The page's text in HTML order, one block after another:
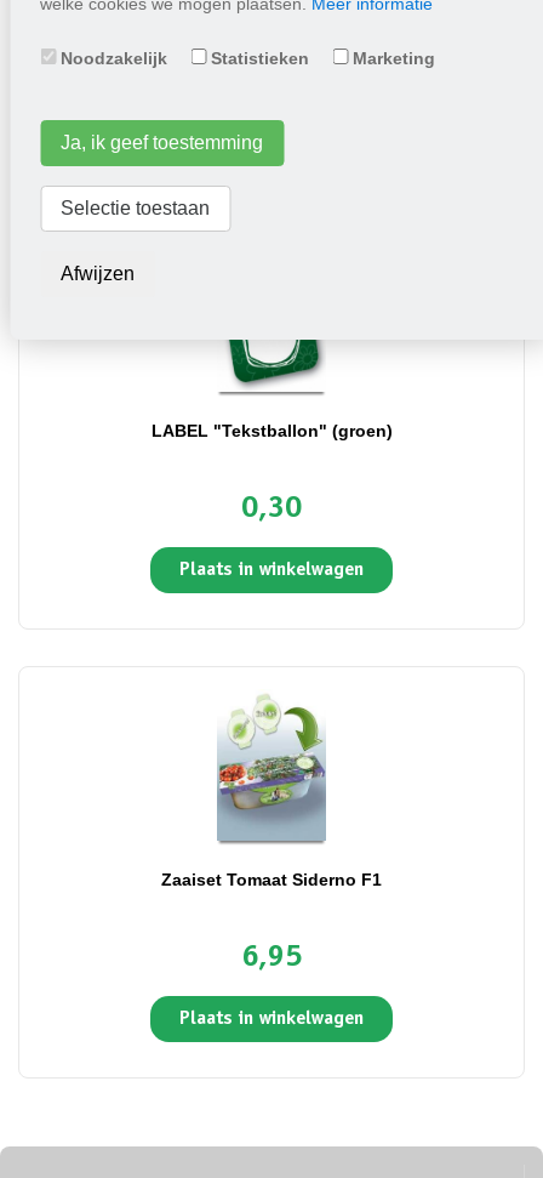
Noodzakelijk Statistieken Marketing
Ja, ik geef toestemming
Selectie toestaan
Afwijzen
1,25
Plaats in winkelwagen
LABEL "Tekstballon" (groen)
0,30
Plaats in winkelwagen
Zaaiset Tomaat Siderno F1
6,95
Plaats in winkelwagen